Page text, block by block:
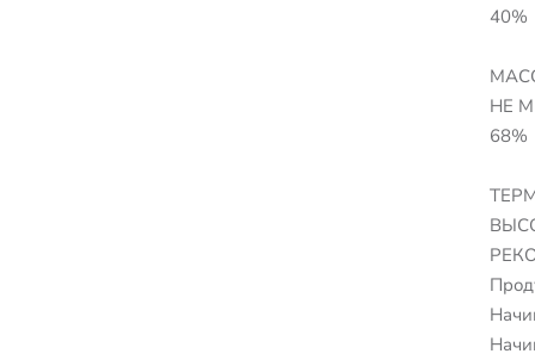
40%
НЕ
68%